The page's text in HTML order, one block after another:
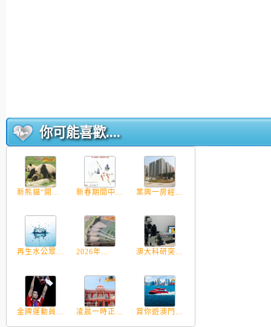
你可能喜歡....
新熊貓“開... 新春期間中... 業興一房經...
再生水公眾... 2026年... 澳大科研突...
金牌運動員... 凌晨一時正... 賞你遊澳門...